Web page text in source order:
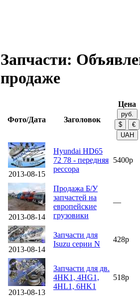
Запчасти:
продаже
Фото/Дата Заголовок
Цена
2013-08-15
Hyundai HD65
72 78 - передняя
рессора
5400р
2013-08-14
Продажа Б/У
запчастей на
европейские
грузовики
—
2013-08-14
Запчасти для
Isuzu серии N
428р
2013-08-13
Запчасти для дв.
4HK1, 4HG1,
4HL1, 6HK1
518р